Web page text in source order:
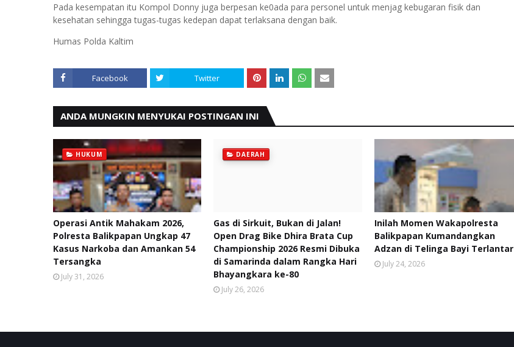
Pada kesempatan itu Kompol Donny juga berpesan ke0ada para personel untuk menjag kebugaran fisik dan
kesehatan sehingga tugas-tugas kedepan dapat terlaksana dengan baik.
Humas Polda Kaltim
Facebook Twitter
ANDA MUNGKIN MENYUKAI POSTINGAN INI
HUKUM
Operasi Antik Mahakam 2026,
Polresta Balikpapan Ungkap 47
Kasus Narkoba dan Amankan 54
Tersangka
July 31, 2026
DAERAH
Gas di Sirkuit, Bukan di Jalan!
Open Drag Bike Dhira Brata Cup
Championship 2026 Resmi Dibuka
di Samarinda dalam Rangka Hari
Bhayangkara ke-80
July 26, 2026
Inilah Momen Wakapolresta
Balikpapan Kumandangkan
Adzan di Telinga Bayi Terlantar
July 24, 2026